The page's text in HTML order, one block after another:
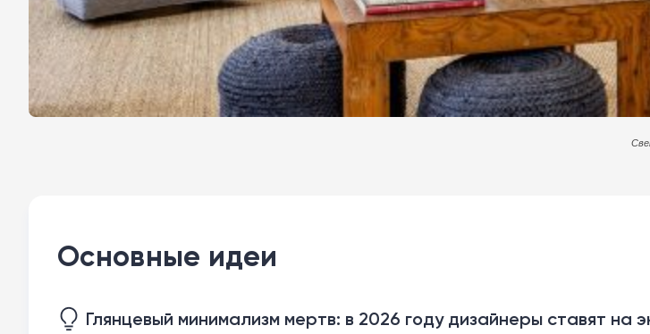
Основные идеи
Глянцевый минимализм мертв: в 2026 году дизайнеры ставят на